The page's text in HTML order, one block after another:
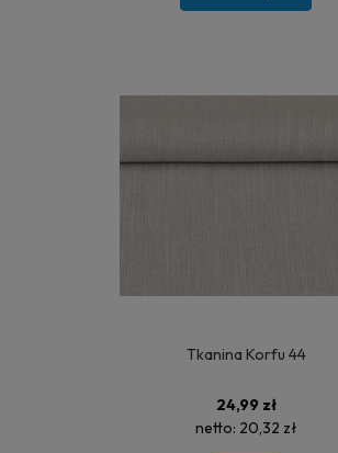
Tkanina Korfu 44
24,99 zł
netto: 20,32 zł